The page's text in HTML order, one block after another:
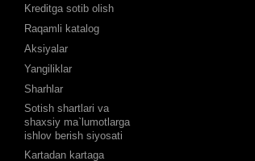
Kreditga sotib olish
Raqamli katalog
Aksiyalar
Yangiliklar
Sharhlar
Sotish shartlari va
shaxsiy ma`lumotlarga
ishlov berish siyosati
Kartadan kartaga